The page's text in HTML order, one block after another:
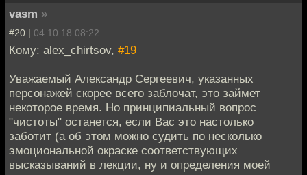
vasm »
#20 | 04.10.18 08:22
Кому: alex_chirtsov, #19
Уважаемый Александр Сергеевич, указанных
персонажей скорее всего заблочат, это займет
некоторое время. Но принципиальный вопрос
"чистоты" останется, если Вас это настолько
заботит (а об этом можно судить по несколько
эмоциональной окраске соответствующих
высказываний в лекции, ну и определения моей